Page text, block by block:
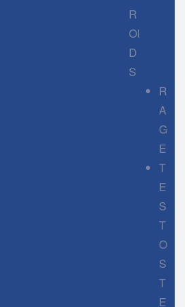
R
OI
D
S
R
A
G
E
T
E
S
T
O
S
T
E